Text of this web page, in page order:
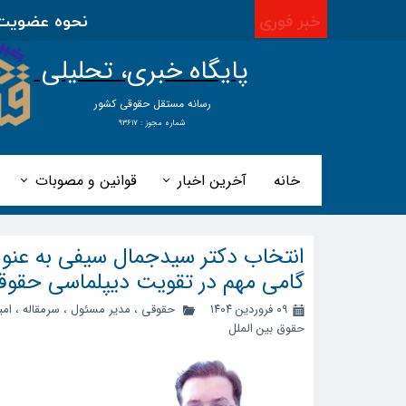
نحوه عضویت در خبر فوری
پایگاه خبری، تحلیلی
​​​​رسانه مستقل حقوقی کشور
شماره مجوز : ۹۳۶۱۷
خانه آخرین اخبار قوانین و مصوبات
انتخاب دکتر سیدجمال سیفی به
گامی مهم در تقویت دیپلماسی
۰۹ فروردین ۱۴۰۴ حقوقی ، مدیر مسئول ، سرمقاله ،
حقوق بین الملل